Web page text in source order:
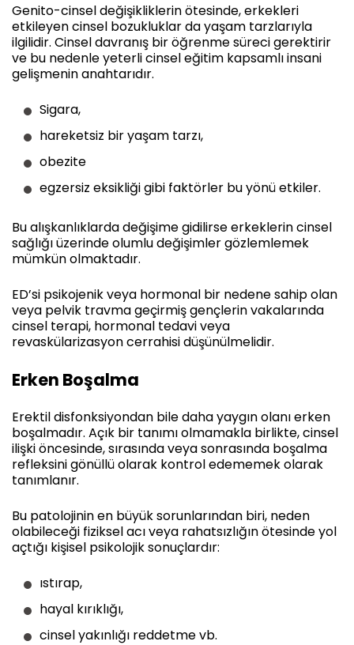
Genito-cinsel değişikliklerin ötesinde, erkekleri
etkileyen cinsel bozukluklar da yaşam tarzlarıyla
ilgilidir. Cinsel davranış bir öğrenme süreci gerektirir
ve bu nedenle yeterli cinsel eğitim kapsamlı insani
gelişmenin anahtarıdır.
Sigara,
hareketsiz bir yaşam tarzı,
obezite
egzersiz eksikliği gibi faktörler bu yönü etkiler.
Bu alışkanlıklarda değişime gidilirse erkeklerin cinsel
sağlığı üzerinde olumlu değişimler gözlemlemek
mümkün olmaktadır.
ED’si psikojenik veya hormonal bir nedene sahip olan
veya pelvik travma geçirmiş gençlerin vakalarında
cinsel terapi, hormonal tedavi veya
revaskülarizasyon cerrahisi düşünülmelidir.
Erken Boşalma
Erektil disfonksiyondan bile daha yaygın olanı erken
boşalmadır. Açık bir tanımı olmamakla birlikte, cinsel
ilişki öncesinde, sırasında veya sonrasında boşalma
refleksini gönüllü olarak kontrol edememek olarak
tanımlanır.
Bu patolojinin en büyük sorunlarından biri, neden
olabileceği fiziksel acı veya rahatsızlığın ötesinde yol
açtığı kişisel psikolojik sonuçlardır:
ıstırap,
hayal kırıklığı,
cinsel yakınlığı reddetme vb.